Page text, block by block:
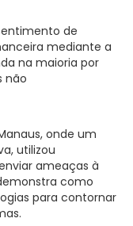
de
mediante a
na maioria por
não
onde um
utilizou
ameaças à
como
para contornar